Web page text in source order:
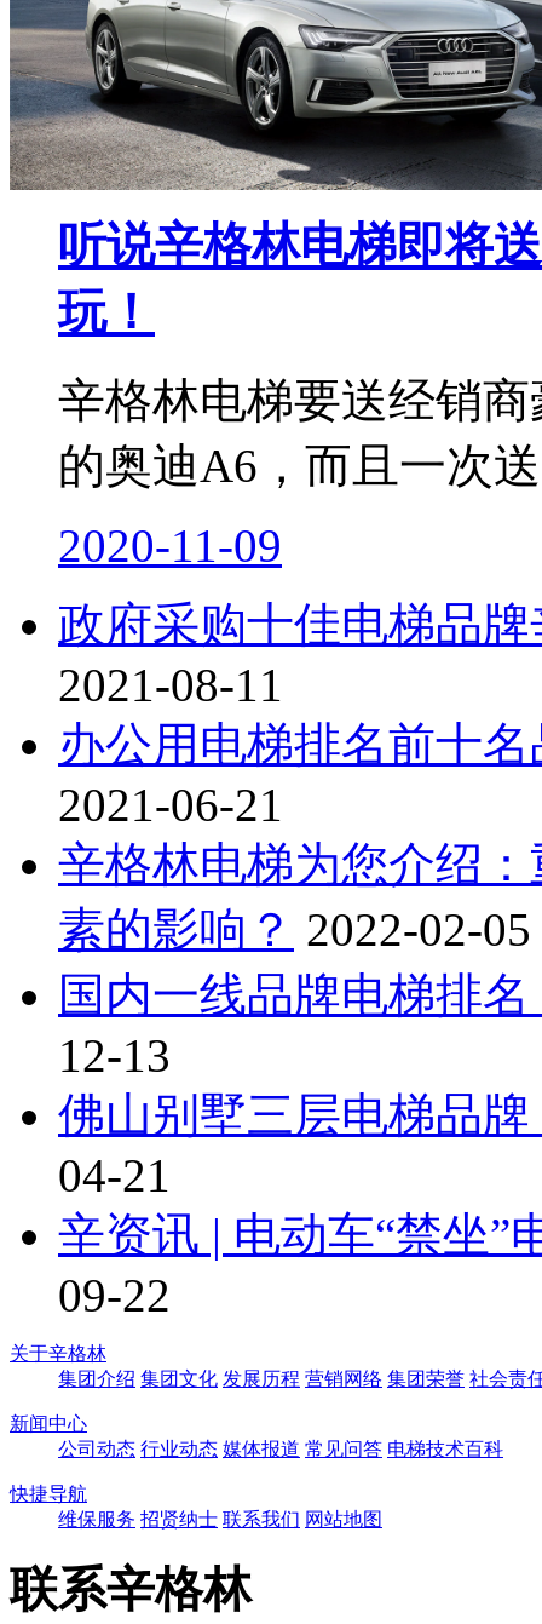
听说辛格林电梯即将
玩！
辛格林电梯要送经销
的奥迪A6，而且一次
2020-11-09
政府采购十佳电梯品
2021-08-11
办公用电梯排名前十
2021-06-21
辛格林电梯为您介绍
素的影响？ 2022-02-05
国内一线品牌电梯排
12-13
佛山别墅三层电梯品
04-21
辛资讯 | 电动车“禁坐”
09-22
关于辛格林
集团介绍 集团文化 发展历程 营销网络 集团荣誉 社会责
新闻中心
公司动态 行业动态 媒体报道 常见问答 电梯技术百科
快捷导航
维保服务 招贤纳士 联系我们 网站地图
联系辛格林